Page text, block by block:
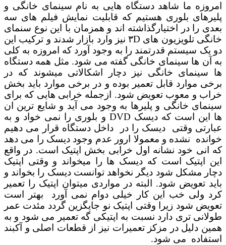
امروزه ما شاهد دستگاه هایی به نام سینمای خانگی و
پلیرهای بلوری هستیم که قابلیت نمایش فیلم های سه
بعدی را در اختیارگذاشته اند و همزمان با این نوع سنمای
خانگی تلویزیون های ۳D نیز وارد بازار شدند و ترکیب این
دو یک سیستم قدرتمند را به وجود آورد که امروزه به کلی
به آن ها سینمای خانگی گفته می شود. مثل همه دستگاه
ها سینمای خانگی نیز دچار اشکالاتی میشوند که در
برخی موارد قابل تعمیر بوده و در برخی موارد باید بخش
خراب و معوب تعویض شود. ازجمله خرابی هایی که برای
سینمای خانگی و پلیرها به وجود می آید و شایع ترین ان
ها این است که دیسک DVD و بلوری را نمی خواد و به
عبارتی وقتی دیسک را در داخل دستگاه قرار می دهیم
خوانده نشده و معمولا ارور عدم وجود دیسک را می دهد
که انی خود نشانه اول خرابی بخش اپتیک است. در واقع
این اپتیک است که دیسک ها را میخواند و وقتی اپتیک
دچار مشکل شود دیگر نخواهد توانست دیسک را بخواند و
باید تعویض شود. البته در مواردی میتوان اپتیک را تعمیر
کرد ولی خب این کار خیلی دوام نمی آورد بهتر است
تعویض شود زیرا وقتی اپتیک نو جایگزین گردد مئدت عمر
طولانی تری دارد نسبت به اپتیکی گه تعمیر می شود و به
همین دلیل در مزکز تعمیرات نیز از قطعات اصلی و آکبند
استفاده می شود.